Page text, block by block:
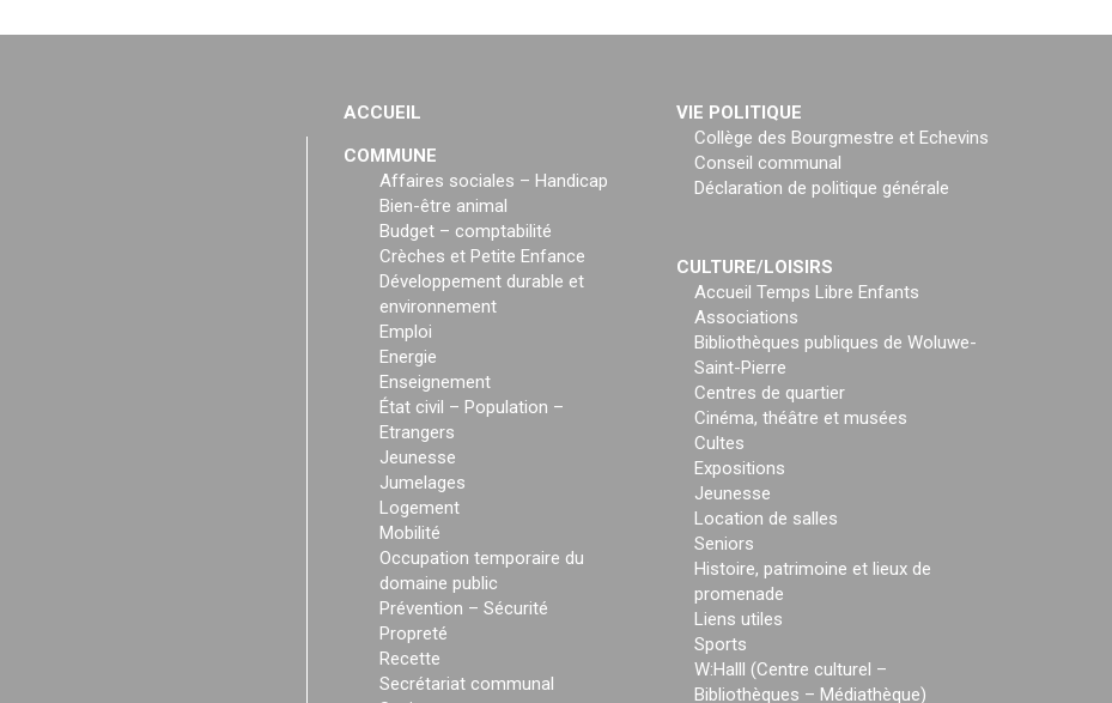
ACCUEIL
COMMUNE
Affaires sociales – Handicap
Bien-être animal
Budget – comptabilité
Crèches et Petite Enfance
Développement durable et
environnement
Emploi
Energie
Enseignement
État civil – Population –
Etrangers
Jeunesse
Jumelages
Logement
Mobilité
Occupation temporaire du
domaine public
Prévention – Sécurité
Propreté
Recette
Secrétariat communal
VIE POLITIQUE
Collège des Bourgmestre et Echevins
Conseil communal
Déclaration de politique générale
CULTURE/LOISIRS
Accueil Temps Libre Enfants
Associations
Bibliothèques publiques de Woluwe-
Saint-Pierre
Centres de quartier
Cinéma, théâtre et musées
Cultes
Expositions
Jeunesse
Location de salles
Seniors
Histoire, patrimoine et lieux de
promenade
Liens utiles
Sports
W:Halll (Centre culturel –
Bibliothèques – Médiathèque)